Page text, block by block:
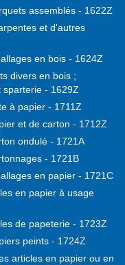
assemblés - 1622Z
et d'autres
en bois - 1624Z
divers en bois ;
sparterie - 1629Z
à papier - 1711Z
et de carton - 1712Z
ondulé - 1721A
- 1721B
en papier - 1721C
en papier à usage
de papeterie - 1723Z
peints - 1724Z
articles en papier ou en